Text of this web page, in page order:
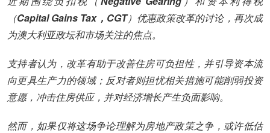
（Capital Gains Tax，CGT）优惠政策改革的讨论，再次成
为澳大利亚政坛和市场关注的焦点。
支持者认为，改革有助于改善住房可负担性，并引导资本流
向更具生产力的领域；反对者则担忧相关措施可能削弱投资
意愿，冲击住房供应，并对经济增长产生负面影响。
然而，如果仅将这场争论理解为房地产政策之争，或许低估